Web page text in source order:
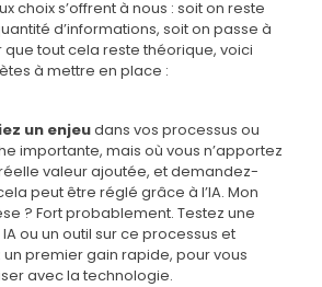
choix s’offrent à nous : soit on reste
d’informations, soit on passe à
que tout cela reste théorique, voici
à mettre en place :
un enjeudans vos processus ou
importante, mais où vous n’apportez
valeur ajoutée, et demandez-
peut être réglé grâce à l’IA. Mon
? Fort probablement. Testez une
ou un outil sur ce processus et
premier gain rapide, pour vous
avec la technologie.